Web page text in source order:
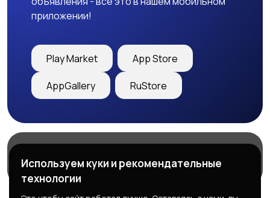
приложении!
Play Market App Store
AppGallery RuStore
Служба поддержки
Используем куки и рекомендательные
технологии